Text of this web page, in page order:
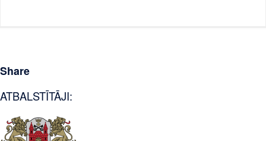
Share
ATBALSTĪTĀJI: